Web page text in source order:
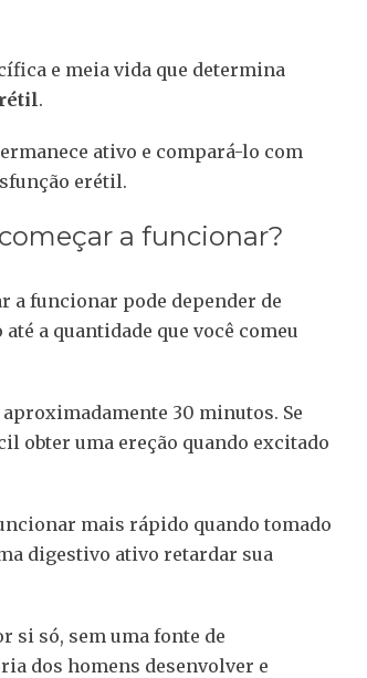
e meia vida que determina
.
ativo e compará-lo com
erétil.
a funcionar?
a funcionar pode depender de
a quantidade que você comeu
30 minutos. Se
obter uma ereção quando excitado
mais rápido quando tomado
digestivo ativo retardar sua
si só, sem uma fonte de
dos homens desenvolver e